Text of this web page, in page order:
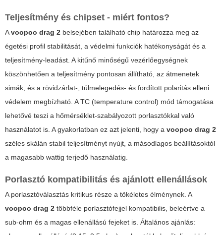
Teljesítmény és chipset - miért fontos?
Avoopoo drag 2 belsejében található chip határozza meg az
égetési profil stabilitását, a védelmi funkciók hatékonyságát és a
teljesítmény-leadást. A kitűnő minőségű vezérlőegységnek
köszönhetően a teljesítmény pontosan állítható, az átmenetek
simák, és a rövidzárlat-, túlmelegedés- és fordított polaritás elleni
védelem megbízható. A TC (temperature control) mód támogatása
lehetővé teszi a hőmérséklet-szabályozott porlasztókkal való
használatot is. A gyakorlatban ez azt jelenti, hogy a voopoo drag 2
széles skálán stabil teljesítményt nyújt, a másodlagos beállításoktól
a magasabb wattig terjedő használatig.
Porlasztó kompatibilitás és ajánlott ellenállások
A porlasztóválasztás kritikus része a tökéletes élménynek. A
voopoo drag 2 többféle porlasztófejjel kompatibilis, beleértve a
sub-ohm és a magas ellenállású fejeket is. Általános ajánlás: